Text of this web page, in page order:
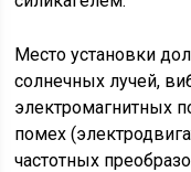
Место установки
солнечных лучей,
электромагнитных
помех
частотных